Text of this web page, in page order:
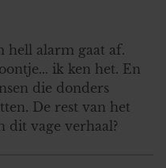
hell alarm gaat af.
ik ken het. En
die donders
De rest van het
dit vage verhaal?